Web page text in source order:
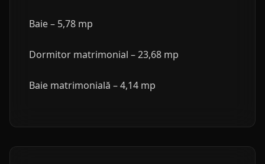
Baie – 5,78 mp
Dormitor matrimonial – 23,68 mp
Baie matrimonială – 4,14 mp